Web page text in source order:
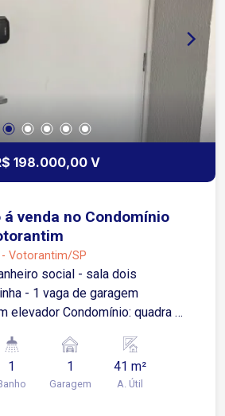
198.000,00 V
venda no Condomínio
Votorantim/SP
social - sala dois
elevador Condomínio: quadra 3
1 1
Garagem
41 m²
A. Útil